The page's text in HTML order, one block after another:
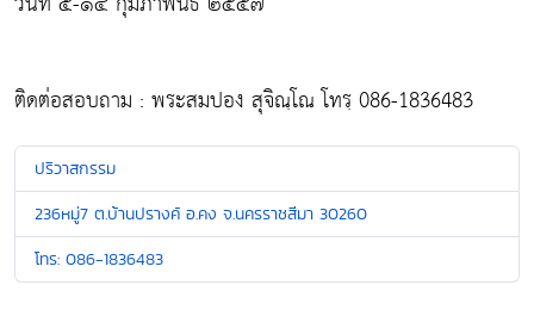
ติดต่อสอบถาม : พระสมปอง สุจิณฺโณ โทรฺ 086-1836483
ปริวาสกรรม
236หมู่7 ต.บ้านปรางค์ อ.คง จ.นครราชสีมา 30260
โทร: 086-1836483